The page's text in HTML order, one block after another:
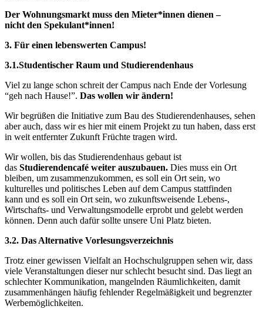
Der Wohnungsmarkt muss den Mieter*innen dienen –
nicht den Spekulant*innen!
3. Für einen lebenswerten Campus!
3.1.Studentischer Raum und Studierendenhaus
Viel zu lange schon schreit der Campus nach Ende der Vorlesung
“geh nach Hause!”. Das wollen wir ändern!
Wir begrüßen die Initiative zum Bau des Studierendenhauses, sehen
aber auch, dass wir es hier mit einem Projekt zu tun haben, dass erst
in weit entfernter Zukunft Früchte tragen wird.
Wir wollen, bis das Studierendenhaus gebaut ist
das Studierendencafé weiter auszubauen. Dies muss ein Ort
bleiben, um zusammenzukommen, es soll ein Ort sein, wo
kulturelles und politisches Leben auf dem Campus stattfinden
kann und es soll ein Ort sein, wo zukunftsweisende Lebens-,
Wirtschafts- und Verwaltungsmodelle erprobt und gelebt werden
können. Denn auch dafür sollte unsere Uni Platz bieten.
3.2. Das Alternative Vorlesungsverzeichnis
Trotz einer gewissen Vielfalt an Hochschulgruppen sehen wir, dass
viele Veranstaltungen dieser nur schlecht besucht sind. Das liegt an
schlechter Kommunikation, mangelnden Räumlichkeiten, damit
zusammenhängen häufig fehlender Regelmäßigkeit und begrenzter
Werbemöglichkeiten.